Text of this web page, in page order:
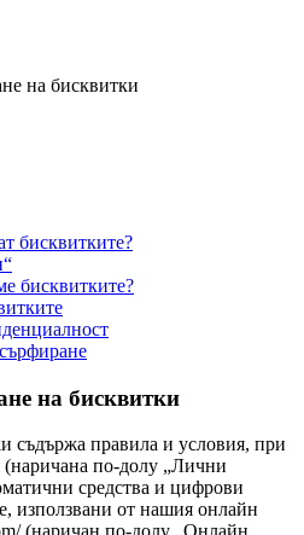
на бисквитки
бисквитките?
бисквитките?
на бисквитки
съдържа правила и условия, при
по-долу „Лични
средства и цифрови
използвани от нашия онлайн